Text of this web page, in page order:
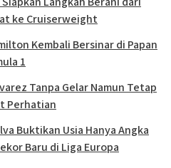
ke Cruiserweight
Kembali Bersinar di Papan
1
Tanpa Gelar Namun Tetap
Perhatian
Buktikan Usia Hanya Angka
Baru di Liga Europa